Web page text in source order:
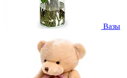
Вазы